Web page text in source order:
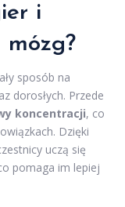
i
sposób na
dorosłych. Przede
koncentracji, co
Dzięki
uczą się
pomaga im lepiej